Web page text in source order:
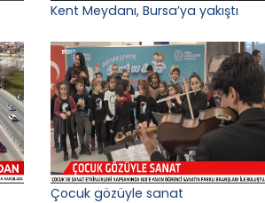
Kent Meydanı, Bursa’ya yakıştı
Çocuk gözüyle sanat